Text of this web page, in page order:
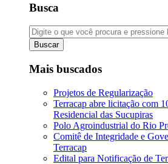
Busca
Buscar
Mais buscados
Projetos de Regularização
Terracap abre licitação com
Residencial das Sucupiras
Polo Agroindustrial do Rio
Comitê de Integridade e
Terracap
Edital para Notificação de